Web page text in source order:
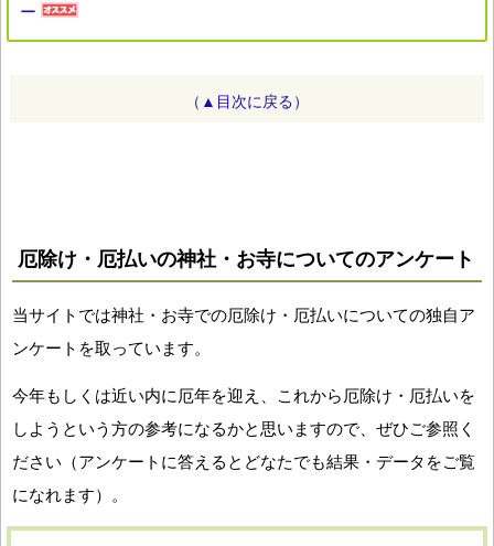
ー
（▲目次に戻る）
厄除け・厄払いの神社・お寺についてのアンケート
当サイトでは神社・お寺での厄除け・厄払いについての独自ア
ンケートを取っています。
今年もしくは近い内に厄年を迎え、これから厄除け・厄払いを
しようという方の参考になるかと思いますので、ぜひご参照く
ださい（アンケートに答えるとどなたでも結果・データをご覧
になれます）。